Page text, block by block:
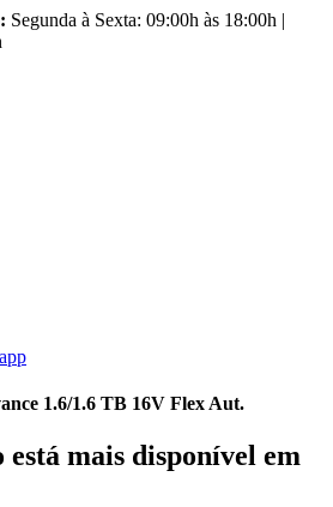
Segunda à Sexta: 09:00h às 18:00h |
1.6/1.6 TB 16V Flex Aut.
está mais disponível em